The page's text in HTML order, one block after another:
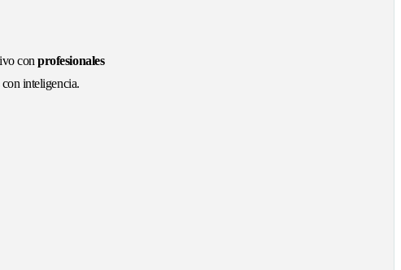
conprofesionales
inteligencia.